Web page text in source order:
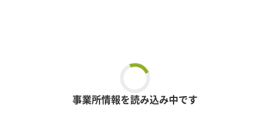
事業所情報を読み込み中です